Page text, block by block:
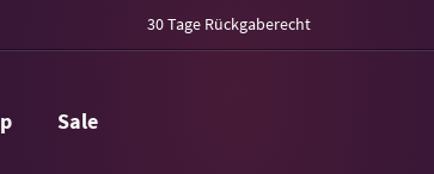
30 Tage Rückgaberecht
Sale